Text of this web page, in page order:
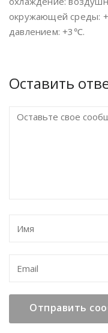
окружающей среды:
давлением: +3℃.
Оставить